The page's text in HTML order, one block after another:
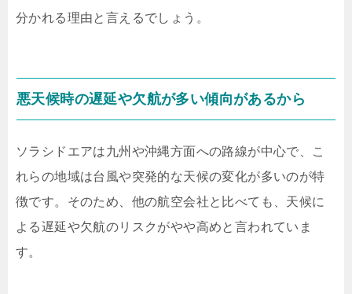
分かれる理由と言えるでしょう。
悪天候時の遅延や欠航が多い傾向があるから
ソラシドエアは九州や沖縄方面への路線が中心で、こ
れらの地域は台風や突発的な天候の変化が多いのが特
徴です。そのため、他の航空会社と比べても、天候に
よる遅延や欠航のリスクがやや高めと言われていま
す。